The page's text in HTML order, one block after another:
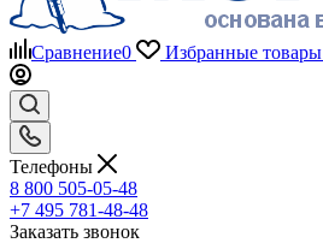
Сравнение0 Избранные товары
Телефоны
8 800 505-05-48
+7 495 781-48-48
Заказать звонок